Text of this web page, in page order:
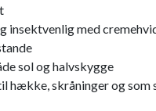
insektvenlig med
sol og halvskygge
hække, skråninger og